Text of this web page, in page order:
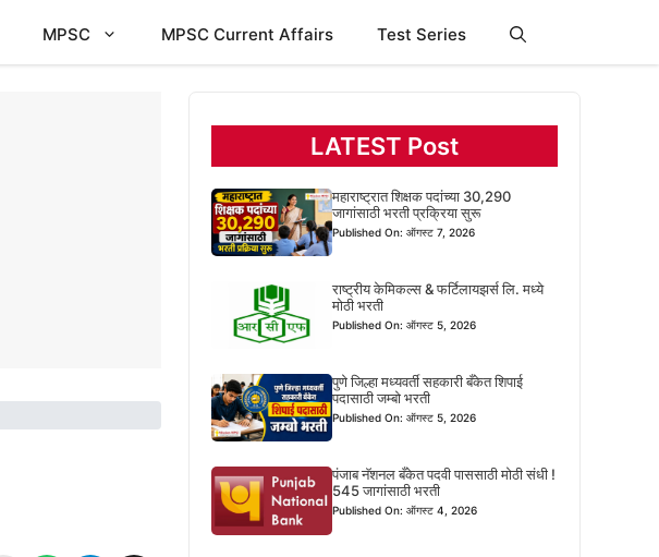
MPSC MPSC Current Affairs Test Series
LATEST Post
महाराष्ट्रात शिक्षक पदांच्या 30,290
जागांसाठी भरती प्रक्रिया सुरू
Published On: ऑगस्ट 7, 2026
राष्ट्रीय केमिकल्स & फर्टिलायझर्स लि. मध्ये
मोठी भरती
Published On: ऑगस्ट 5, 2026
पुणे जिल्हा मध्यवर्ती सहकारी बँकेत शिपाई
पदासाठी जम्बो भरती
Published On: ऑगस्ट 5, 2026
पंजाब नॅशनल बँकेत पदवी पाससाठी मोठी संधी !
545 जागांसाठी भरती
Published On: ऑगस्ट 4, 2026